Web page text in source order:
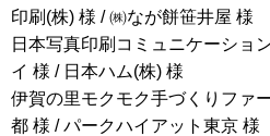
印刷(株) 様 / ㈱なが餅笹井屋 様
日本写真印刷コミュニケーショ
イ 様 / 日本ハム(株) 様
伊賀の里モクモク手づくりファ
都 様 / パークハイアット東京 様